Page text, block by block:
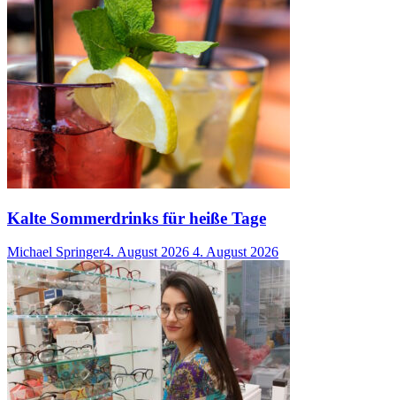
Kalte Sommerdrinks für heiße Tage
Michael Springer4. August 2026 4. August 2026